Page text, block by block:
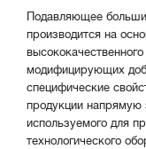
Подавляющее
производится на
модифицирующих
специфические
продукции напрямую
используемого для
технологического